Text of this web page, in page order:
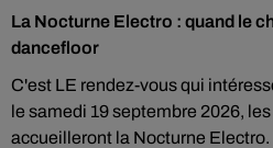
La Nocturne Electro : quand le
dancefloor
C'est LE rendez-vous qui
le samedi 19 septembre 2026,
accueilleront la Nocturne